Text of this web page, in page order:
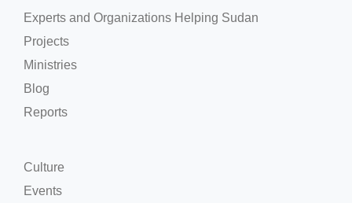
Experts and Organizations Helping Sudan
Projects
Ministries
Blog
Reports
Culture
Events